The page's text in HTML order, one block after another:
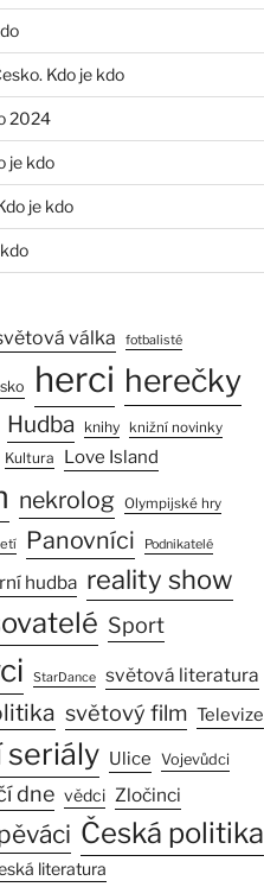
Kdo je kdo
2024
je kdo
je kdo
válka fotbalisté
herci herečky
Hudba knihy knižní novinky
Kultura Love Island
nekrolog Olympijské hry
Panovníci Podnikatelé
hudba reality show
Sport
StarDance světová literatura
světový film Televize
Ulice Vojevůdci
dne vědci Zločinci
Česká politika
literatura